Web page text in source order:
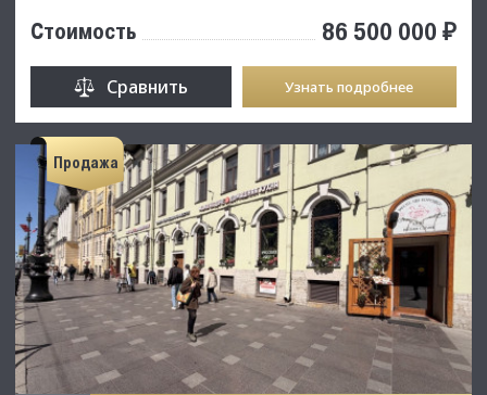
Стоимость 86 500 000 ₽
Сравнить Узнать подробнее
Продажа